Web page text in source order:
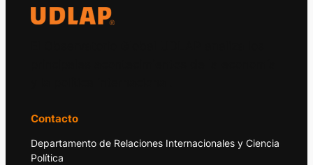
Contacto
Departamento de Relaciones Internacionales y Ciencia
Política